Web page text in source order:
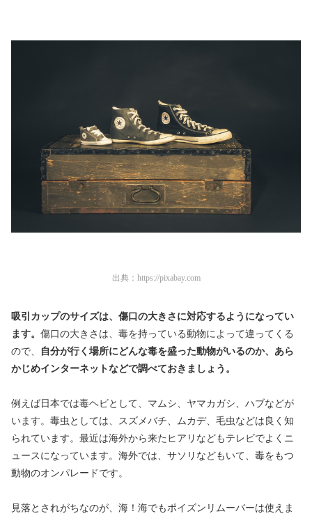
出典： https://pixabay.com
吸引カップのサイズは、傷口の大きさに対応するようになってい
ます。 傷口の大きさは、毒を持っている動物によって違ってくる
ので、
自分が行く場所にどんな毒を盛った動物がいるのか、あら
かじめインターネットなどで調べておきましょう。
例えば日本では毒ヘビとして、マムシ、ヤマカガシ、ハブなどが
います。毒虫としては、スズメバチ、ムカデ、毛虫などは良く知
られています。最近は海外から来たヒアリなどもテレビでよくニ
ュースになっています。海外では、サソリなどもいて、毒をもつ
動物のオンパレードです。
見落とされがちなのが、海！海でもポイズンリムーバーは使えま